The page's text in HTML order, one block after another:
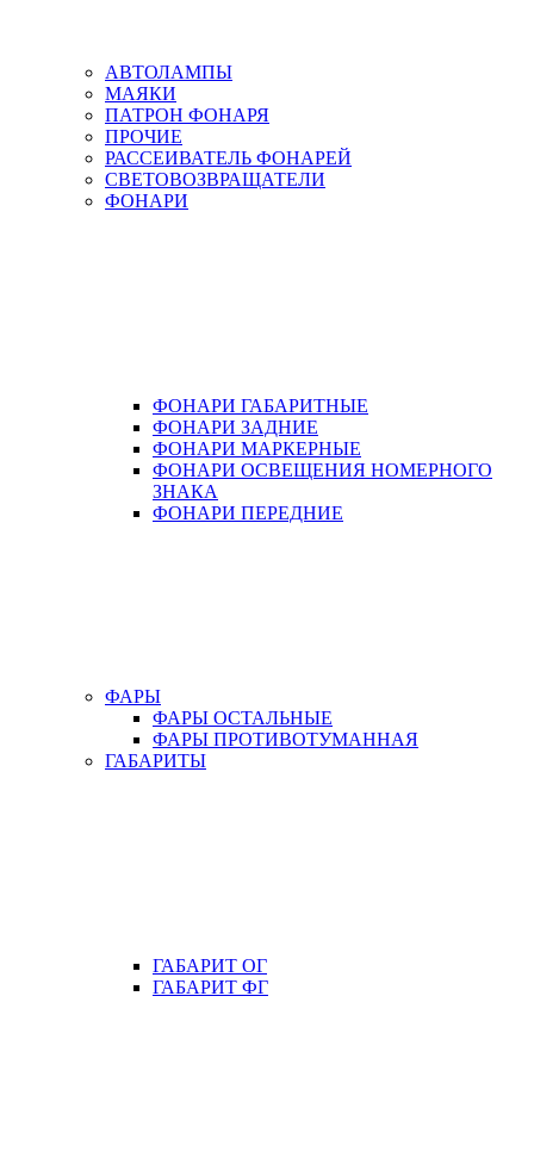
АВТОЛАМПЫ
МАЯКИ
ПАТРОН ФОНАРЯ
ПРОЧИЕ
РАССЕИВАТЕЛЬ ФОНАРЕЙ
СВЕТОВОЗВРАЩАТЕЛИ
ФОНАРИ
ФОНАРИ ГАБАРИТНЫЕ
ФОНАРИ ЗАДНИЕ
ФОНАРИ МАРКЕРНЫЕ
ФОНАРИ ОСВЕЩЕНИЯ НОМЕРНОГО
ЗНАКА
ФОНАРИ ПЕРЕДНИЕ
ФАРЫ
ФАРЫ ОСТАЛЬНЫЕ
ФАРЫ ПРОТИВОТУМАННАЯ
ГАБАРИТЫ
ГАБАРИТ ОГ
ГАБАРИТ ФГ